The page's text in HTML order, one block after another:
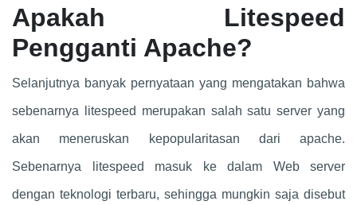
Apakah Litespeed
Pengganti Apache?
Selanjutnya banyak pernyataan yang mengatakan bahwa
sebenarnya litespeed merupakan salah satu server yang
akan meneruskan kepopularitasan dari apache.
Sebenarnya litespeed masuk ke dalam Web server
dengan teknologi terbaru, sehingga mungkin saja disebut